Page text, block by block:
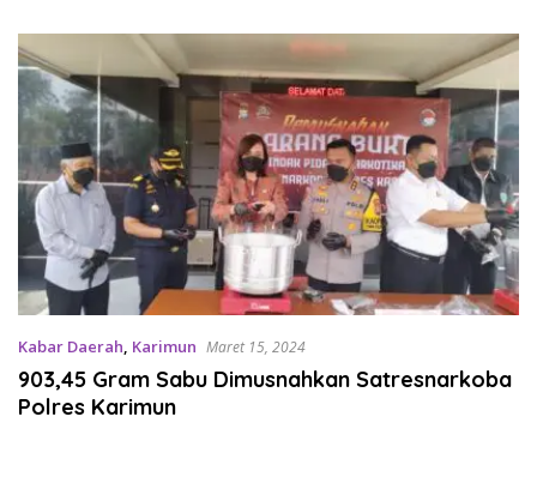
Kabar Daerah, Karimun Maret 15, 2024
903,45 Gram Sabu Dimusnahkan Satresnarkoba
Polres Karimun